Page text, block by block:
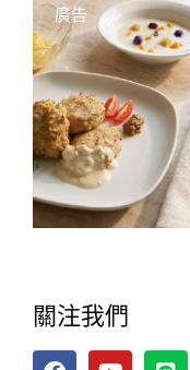
廣告
關注我們